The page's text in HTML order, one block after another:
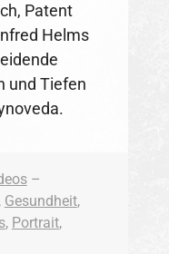
Patent
Helms
und Tiefen
–
, Gesundheit,
, Portrait,